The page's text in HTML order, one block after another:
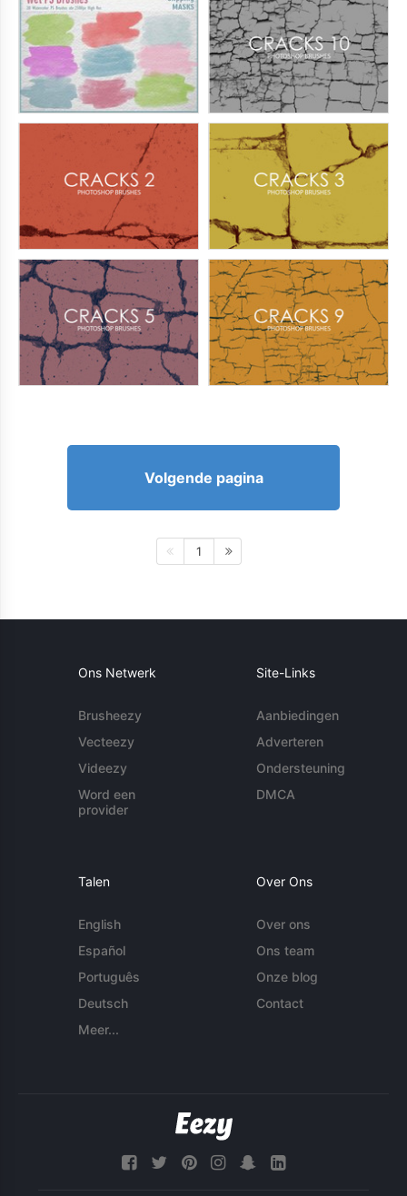
Volgende pagina
1
Ons Netwerk
Brusheezy
Vecteezy
Videezy
Word een
provider
Site-Links
Aanbiedingen
Adverteren
Ondersteuning
DMCA
Talen
English
Español
Português
Deutsch
Meer...
Over Ons
Over ons
Ons team
Onze blog
Contact